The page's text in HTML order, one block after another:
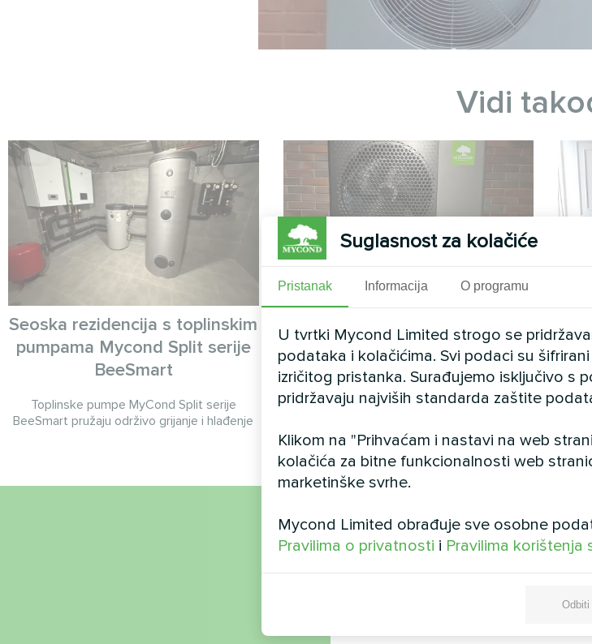
Vidi
Seoska rezidencija s toplinskim
pumpama Mycond Split serije
BeeSmart
Toplinske pumpe MyCond Split serije
BeeSmart pružaju održivo grijanje i hlađenje
Seoska kuća s toplinskim
pumpama Mycond Split
BeeHeat MHS-U12BH
BeeHeat MHS-U12BH osigurava učinkovito
Ime
Suglasnost za kolačiće
Pristanak Informacija O programu
U tvrtki Mycond Limited strogo se
podataka i kolačićima. Svi podaci su
izričitog pristanka. Surađujemo isključivo s
pridržavaju najviših standarda zaštite
Klikom na "Prihvaćam i nastavi na web
kolačića za bitne funkcionalnosti web
marketinške svrhe.
Mycond Limited obrađuje sve osobne
Pravilima o privatnosti i Pravilima korištenja
Odbiti